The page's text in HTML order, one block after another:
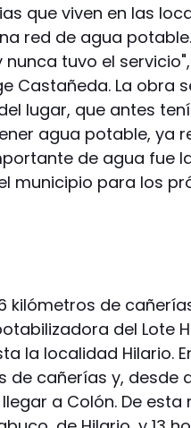
que viven en las
red de agua
tuvo el
Castañeda. La obra
lugar, que antes
agua potable, ya
de agua fue
municipio para los
kilómetros de
del Lote
la localidad Hilario.
de cañerías y, desde
a Colón. De esta